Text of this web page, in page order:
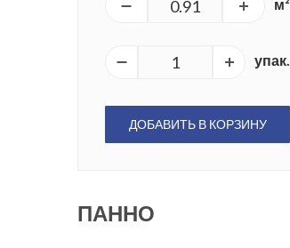
м²
упак.
ДОБАВИТЬ В КОРЗИНУ
ПАННО